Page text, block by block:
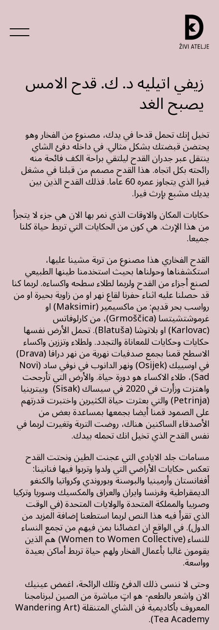
زيفي اتيليه د. ك. قدح الامس
يصبح الغد
تخيل إنك تحمل قدحا في يدك، مصنوع من الفخار وهو
يحتضن قبضتك بشكل مثالي. في داخله دفئ الشاي
ينتقل عبر جدران القدح ليلتقي براحة الكف فائحة منه
رائحته بكل اتجاه. هذا القدح مصمم من قبلنا في مشغل
فيرا الذي يتجاوز عمره 60 عاما. فذلك القدح الذين بين
يديك مشبع بإرث فيرا.
حكايات المكان والاوقات الذي نمر بها الان هي جزء لا يتجزأ
من هذا الإرث. هي كون من الحكايات التي تربط حياة كلنا
جميعا.
القدح الفخاري هذا مصنوع من تربة مشينا عليها،
استكشفناها وحولناها بحيث استخدمنا طينها الطبيعي
لصنع أجزاء من القدح ولربما لطلاء سطحه واكساءه. لربما كنا
قد حصلنا عليه اثناء حفرنا لقاع نهر او من زاوية بحيرة او من
رواسب بحر قديم: من ماكسيمير (Maksimir) او
غرموشتشيتسا (Grmoščica)، من كارلوفاتس
(Karlovac) او بلاتوشا (Blatuša). تحمل الأرض نفسها
حكايات وحكايات للمعاناة والتجدد. ولطلاء وتززين واكساء
الاسطح قمنا بجمع صدفيات نهرية من نهر درافا (Drava)
في اوسييك (Osijek) ونهر الدانوب في نوفي ساد (Novi
Sad)، طلاء الاكساء هو دورة حياة. والأرض التي تأرجحت
واهتزت وزأرت في 2020 في سيساك (Sisak) وبيترينيا
(Petrinja) والتي بعثرت حياة الكثيرين واختبرت قدرتهم
على الصمود قمنا أيضا بجمعها بمساعدة بعض من
الأصدقاء الساكنين هناك، روضت التربة وتغيرت لربما في
نفس القدح الذي تخيل انك تحمله بيدك.
مسامات جلد الايادي التي عجنت الطين ونحتت القدح
تعكس حكايات الأراضي التي ولدوا وتربوا فيها فنانينا:
أفغانستان وأرمينيا والبوسنة وبوروندي وكرواتيا والكنغو
الديمقراطية وفرنسا وايران والعراق والمكسيك وسوريا وتركيا
وصربيا والمملكة المتحدة والولايات المتحدة (في الوقت
الذي تقرأ فيه هذا النص لربما استطعنا إضافة المزيد من
الدول). في الواقع ان اعضائنا بمن فيهم من تجمع النساء
للنساء (Women to Women Collective) هم الذين
يقومون غالبا بأعمال الفخار ولهم حياة تربط أماكن بعيدة
وواسعة.
وحتى لا ننسى ذلك الدفئ وتلك الرائحة، اغمض عينيك
الان واشعر بالطعم- هو اتٍ مباشرة من الصين لبرنامجنا
المعروف بأكاديمية فن الشاي المتنقلة (Wandering Art
Tea Academy).